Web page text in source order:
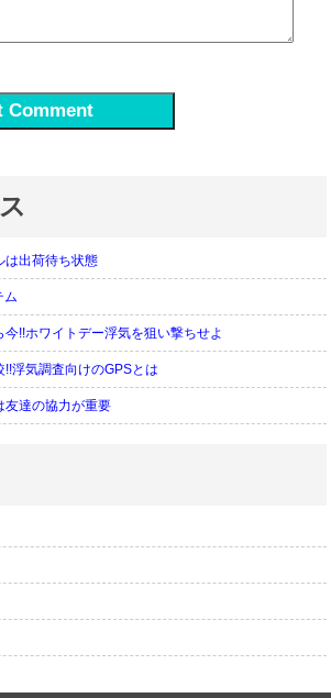
は出荷待ち状態
ム
!!ホワイトデー浮気を狙い撃ちせよ
浮気調査向けのGPSとは
友達の協力が重要